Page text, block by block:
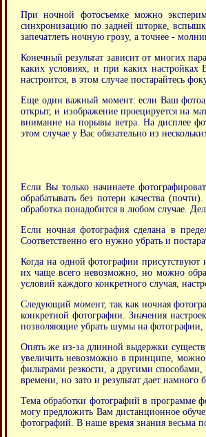
При ночной фотосъемке можно
синхронизацию по задней шторке,
запечатлеть ночную грозу, а точнее -
Конечный результат зависит от многих
каких условиях, и при каких
настроится, в этом случае постарайтесь
Еще один важный момент: если Ваш
открыт, и изображение проецируется на
внимание на порывы ветра. На дисплее
этом случае у Вас обязательно из
Если Вы только начинаете
обрабатывать без потери качества
обработка понадобится в любом случае.
Если ночная фотография сделана в
Соответственно его нужно убрать и
Когда на одной фотографии присутствуют
их чаще всего невозможно, но можно
условий каждого конкретного случая,
Следующий момент, так как ночная
конкретной фотографии. Значения
позволяющие убрать шумы на фотографии,
Опять же из-за длинной выдержки
увеличить невозможно в принципе, можно
фильтрами резкости, а другими
времени, но зато и результат дает
Тема обработки фотографий в программе
могу предложить Вам дистанционное
фотографий. В наше время знания весьма